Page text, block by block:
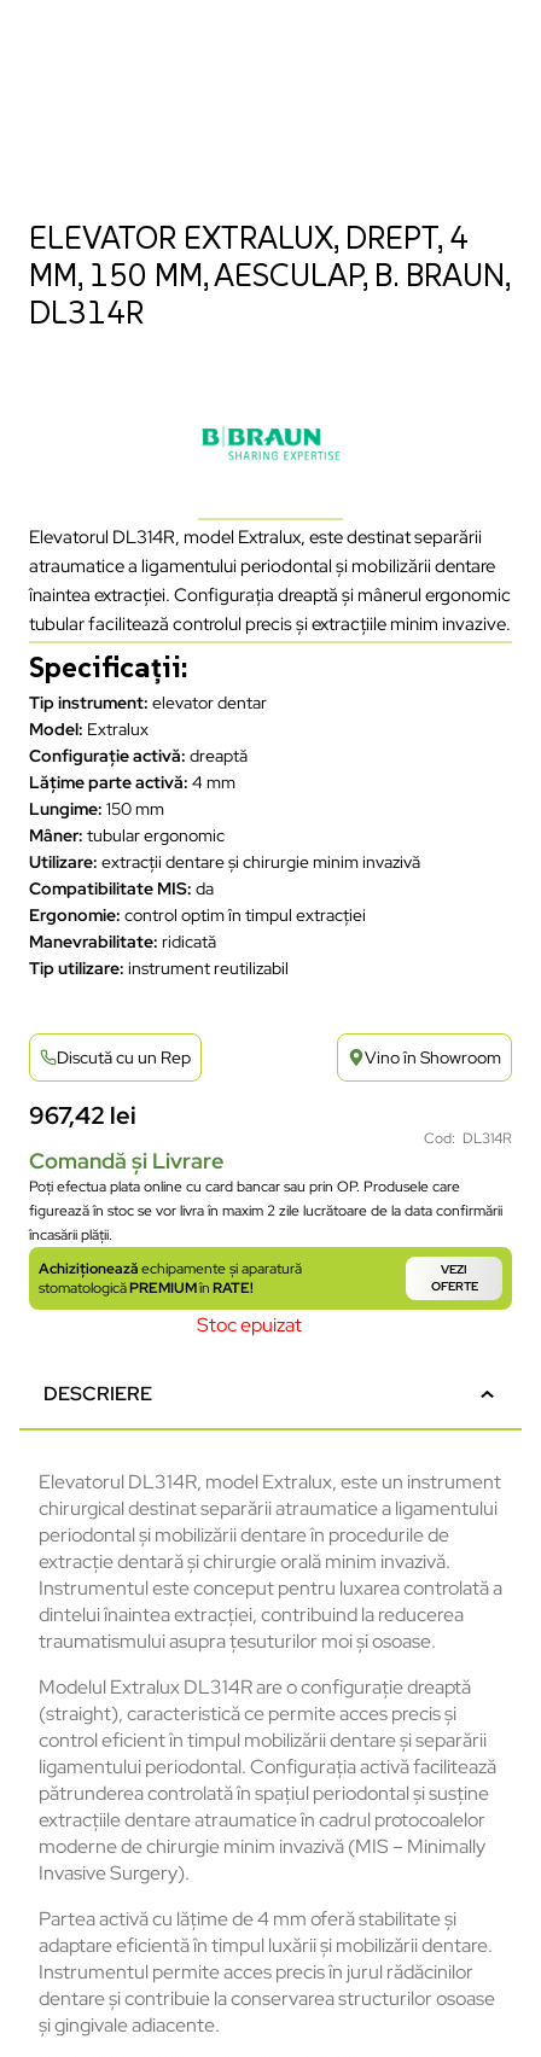
ELEVATOR EXTRALUX, DREPT, 4
MM, 150 MM, AESCULAP, B. BRAUN,
DL314R
Elevatorul DL314R, model Extralux, este destinat separării
atraumatice a ligamentului periodontal și mobilizării dentare
înaintea extracției. Configurația dreaptă și mânerul ergonomic
tubular facilitează controlul precis și extracțiile minim invazive.
Specificații:
Tip instrument: elevator dentar
Model: Extralux
Configurație activă: dreaptă
Lățime parte activă: 4 mm
Lungime: 150 mm
Mâner: tubular ergonomic
Utilizare: extracții dentare și chirurgie minim invazivă
Compatibilitate MIS: da
Ergonomie: control optim în timpul extracției
Manevrabilitate: ridicată
Tip utilizare: instrument reutilizabil
Discută cu un Rep Vino în Showroom
967,42 lei
Cod: DL314R
Comandă și Livrare
Poți efectua plata online cu card bancar sau prin OP. Produsele care
figurează în stoc se vor livra în maxim 2 zile lucrătoare de la data confirmării
încasării plății.
Achiziționeazăechipamente și aparatură
stomatologicăPREMIUMînRATE!
VEZI
OFERTE
Stoc epuizat
DESCRIERE
Elevatorul DL314R, model Extralux, este un instrument
chirurgical destinat separării atraumatice a ligamentului
periodontal și mobilizării dentare în procedurile de
extracție dentară și chirurgie orală minim invazivă.
Instrumentul este conceput pentru luxarea controlată a
dintelui înaintea extracției, contribuind la reducerea
traumatismului asupra țesuturilor moi și osoase.
Modelul Extralux DL314R are o configurație dreaptă
(straight), caracteristică ce permite acces precis și
control eficient în timpul mobilizării dentare și separării
ligamentului periodontal. Configurația activă facilitează
pătrunderea controlată în spațiul periodontal și susține
extracțiile dentare atraumatice în cadrul protocoalelor
moderne de chirurgie minim invazivă (MIS – Minimally
Invasive Surgery).
Partea activă cu lățime de 4 mm oferă stabilitate și
adaptare eficientă în timpul luxării și mobilizării dentare.
Instrumentul permite acces precis în jurul rădăcinilor
dentare și contribuie la conservarea structurilor osoase
și gingivale adiacente.